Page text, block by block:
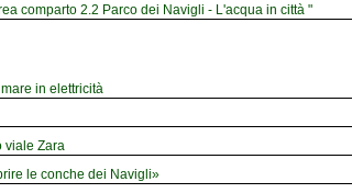
comparto 2.2 Parco dei Navigli - L'acqua in città "
in elettricità
viale Zara
le conche dei Navigli»